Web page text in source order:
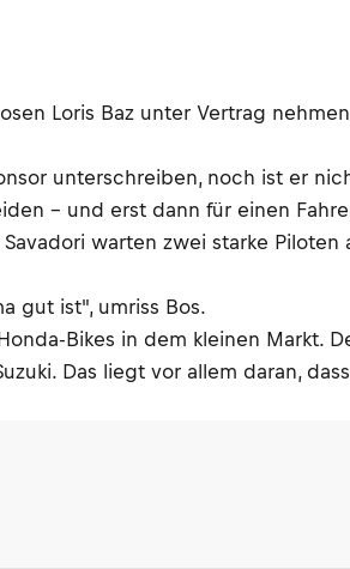
Loris Baz unter Vertrag
unterschreiben, noch ist er
– und erst dann für einen
warten zwei starke Piloten
gut ist", umriss Bos.
Bikes in dem kleinen Markt.
Das liegt vor allem daran,